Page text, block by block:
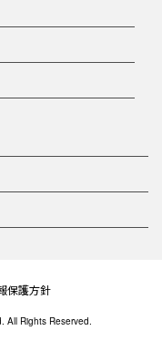
保護方針
All Rights Reserved.